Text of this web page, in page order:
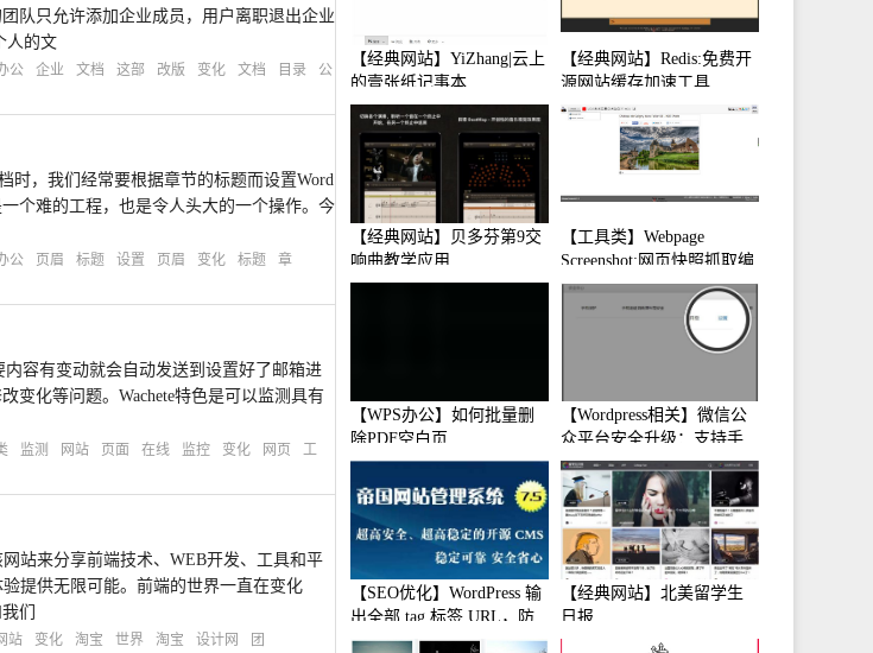
队只允许添加企业成员，用户离职退出企业
人的文
公 企业 文档 这部 改版 变化 文档 目录
公
时，我们经常要根据章节的标题而设置Word
个难的工程，也是令人头大的一个操作。今
公 页眉 标题 设置 页眉 变化 标题
章
内容有变动就会自动发送到设置好了邮箱进
变化等问题。Wachete特色是可以监测具有
监测 网站 页面 在线 监控 变化 网页
工
站来分享前端技术、WEB开发、工具和平
提供无限可能。前端的世界一直在变化
们
站 变化 淘宝 世界 淘宝 设计网
团
【经典网站】YiZhang|云上
的壹张纸记事本
【经典网站】Redis:免费开
源网站缓存加速工具
【经典网站】贝多芬第9交
响曲教学应用
【工具类】Webpage
Screenshot:网页快照抓取编
辑工具
【WPS办公】如何批量删
除PDF空白页
【Wordpress相关】微信公
众平台安全升级：支持手
机保护
【SEO优化】WordPress 输
出全部 tag 标签 URL，防
止中文转码
【经典网站】北美留学生
日报